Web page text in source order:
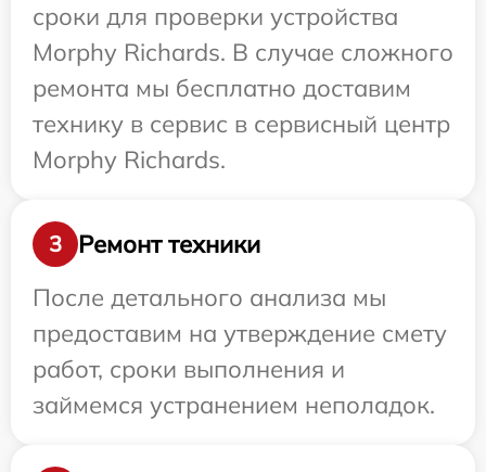
сроки для проверки устройства
Morphy Richards. В случае сложного
ремонта мы бесплатно доставим
технику в сервис в сервисный центр
Morphy Richards.
3
Ремонт техники
После детального анализа мы
предоставим на утверждение смету
работ, сроки выполнения и
займемся устранением неполадок.